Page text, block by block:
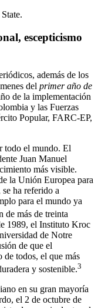
escepticismo
además de los
del primer año de
de la implementación
y las Fuerzas
Popular, FARC-EP,
todo el mundo. El
Juan Manuel
más visible.
la Unión Europea para
ha referido a
para el mundo ya
de más de treinta
1989, el Instituto Kroc
de Notre
de que el
de todos, el que más
y sostenible.3
en su gran mayoría
el 2 de octubre de